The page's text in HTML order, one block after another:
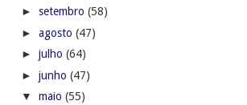
► setembro (58)
► agosto (47)
► julho (64)
► junho (47)
▼ maio (55)